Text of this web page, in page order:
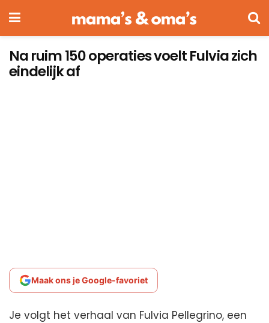
Na ruim 150 operaties voelt Fulvia zich
eindelijk af
Maak ons je Google-favoriet
Je volgt het verhaal van Fulvia Pellegrino, een